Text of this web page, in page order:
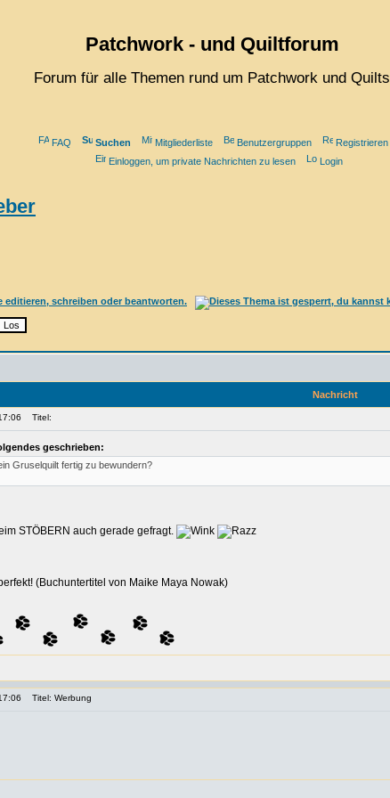
Patchwork - und Quiltforum
Forum für alle Themen rund um Patchwork und Quilts
FAQ Suchen Mitgliederliste Benutzergruppen
Registrieren
Einloggen, um private Nachrichten zu lesen
Login
Nachricht
Titel:
geschrieben:
Gruselquilt fertig zu bewundern?
STÖBERN auch gerade gefragt.
(Buchuntertitel von Maike Maya Nowak)
Titel: Werbung